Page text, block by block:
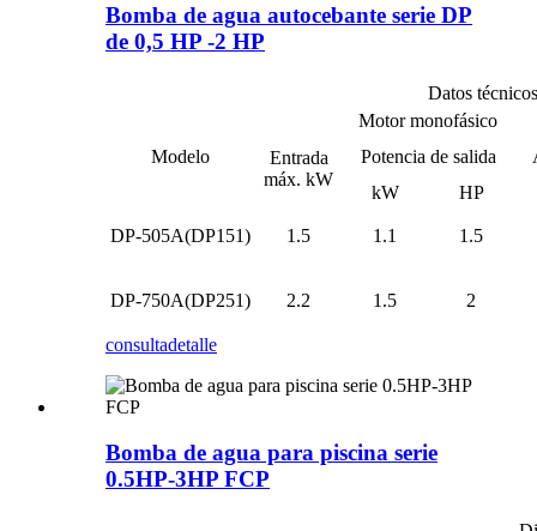
Bomba de agua autocebante serie DP
de 0,5 HP -2 HP
Datos técnicos
Modelo
Motor monofásico
Entrada
máx. kW
Potencia de salida
kW
HP
DP-505A(DP151) 1.5 1.1 1.5
DP-750A(DP251) 2.2 1.5 2
consultadetalle
Bomba de agua para piscina serie
0.5HP-3HP FCP